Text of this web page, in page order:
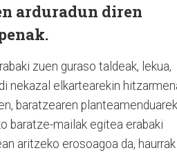
arduradun diren
zuen guraso taldeak, lekua,
nekazal elkartearekin
baratzearen
baratze-mailak egitea erabaki
aritzeko erosoagoa da, haurrak